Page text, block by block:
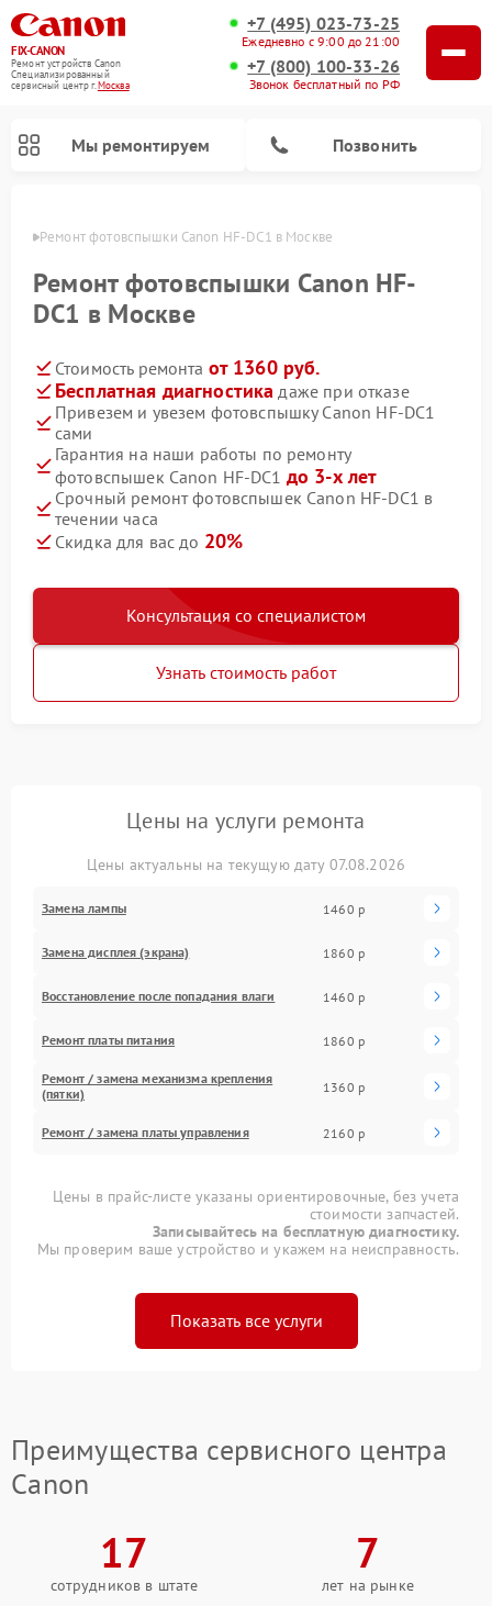
FIX-CANON
Ремонт устройств Canon
Специализированный
cервисный центр г.Москва
+7 (495) 023-73-25
Ежедневно с 9:00 до 21:00
+7 (800) 100-33-26
Звонок бесплатный по РФ
Мы ремонтируем Позвонить
Ремонт фотовспышки Canon HF-DC1 в Москве
Ремонт фотовспышки Canon HF-
DC1 в Москве
Стоимость ремонта от 1360 руб.
Бесплатная диагностика даже при отказе
Привезем и увезем фотовспышку Canon HF-DC1
сами
Гарантия на наши работы по ремонту
фотовспышек Canon HF-DC1 до 3-х лет
Срочный ремонт фотовспышек Canon HF-DC1 в
течении часа
Скидка для вас до 20%
Консультация со специалистом
Узнать стоимость работ
Цены на услуги ремонта
Цены актуальны на текущую дату 07.08.2026
Замена лампы 1460 р
Замена дисплея (экрана) 1860 р
Восстановление после попадания влаги 1460 р
Ремонт платы питания 1860 р
Ремонт / замена механизма крепления
(пятки)
1360 р
Ремонт / замена платы управления 2160 р
Цены в прайс-листе указаны ориентировочные, без учета
стоимости запчастей.
Записывайтесь на бесплатную диагностику.
Мы проверим ваше устройство и укажем на неисправность.
Показать все услуги
Преимущества сервисного центра
Canon
17
сотрудников в штате
7
лет на рынке